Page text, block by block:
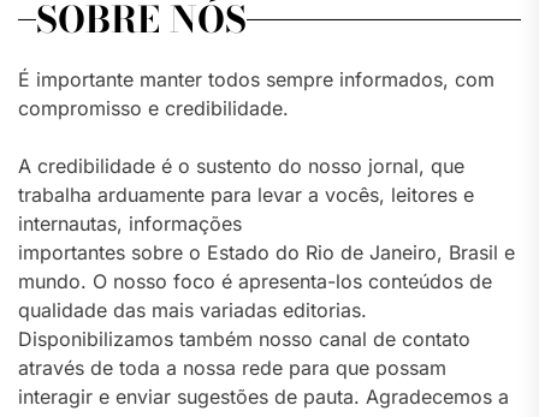
SOBRE NÓS
É importante manter todos sempre informados, com
compromisso e credibilidade.
A credibilidade é o sustento do nosso jornal, que
trabalha arduamente para levar a vocês, leitores e
internautas, informações
importantes sobre o Estado do Rio de Janeiro, Brasil e
mundo. O nosso foco é apresenta-los conteúdos de
qualidade das mais variadas editorias.
Disponibilizamos também nosso canal de contato
através de toda a nossa rede para que possam
interagir e enviar sugestões de pauta. Agradecemos a